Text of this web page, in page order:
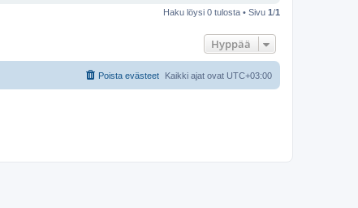
Haku löysi 0 tulosta • Sivu 1/1
Hyppää
Kaikki ajat ovat UTC+03:00
Poista evästeet